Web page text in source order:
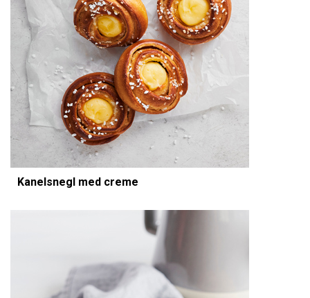
Kanelsnegl med creme